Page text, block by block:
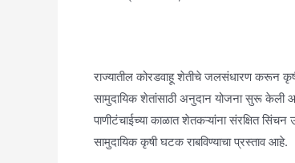
राज्यातील कोरडवाहू शेतीचे जलसंधारण करून
सामुदायिक शेतांसाठी अनुदान योजना सुरू केली
पाणीटंचाईच्या काळात शेतकऱ्यांना संरक्षित
सामुदायिक कृषी घटक राबविण्याचा प्रस्ताव आहे.